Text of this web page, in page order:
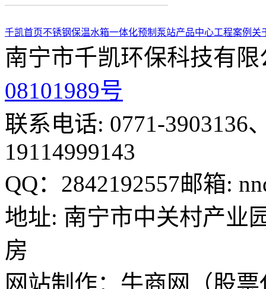
千凯首页不锈钢保温水箱一体化预制泵站产品中心工程案例 关
南宁市千凯环保科技有限
08101989号
联系电话: 0771-3903136
19114999143
QQ：2842192557邮箱:
地址: 南宁市中关村产业
房
网站制作：牛商网（股票